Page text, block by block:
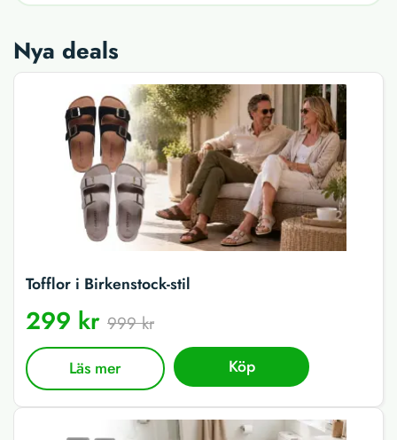
Nya deals
Tofflor i Birkenstock-stil
299 kr 999 kr
Läs mer Köp